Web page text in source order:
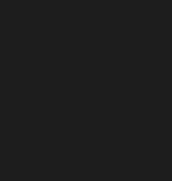
vielfältige Arbeit